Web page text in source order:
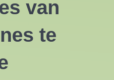
van
te